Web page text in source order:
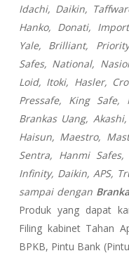
Idachi, Daikin,
Hanko, Donati,
Yale, Brilliant,
Safes, National,
Loid, Itoki, Hasler,
Pressafe, King
Brankas Uang,
Haisun, Maestro,
Sentra, Hanmi
Infinity, Daikin, APS,
sampai dengan
Produk yang dapat
Filing kabinet Tahan
BPKB, Pintu Bank